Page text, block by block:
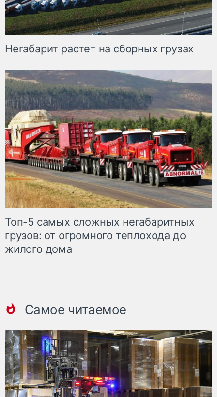
Негабарит растет на сборных грузах
Топ-5 самых сложных негабаритных
грузов: от огромного теплохода до
жилого дома
Самое читаемое